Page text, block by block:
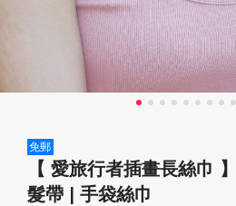
免郵
【 愛旅行者插畫長絲巾
髮帶 | 手袋絲巾